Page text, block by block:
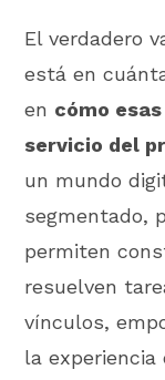
El verdadero
está en
en cómo
servicio del
un mundo
segmentado,
permiten
resuelven
vínculos,
la